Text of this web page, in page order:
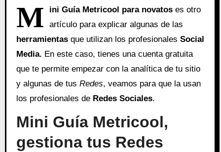
M ini Guía Metricool para novatoses otro
artículo para explicar algunas de las
herramientasque utilizan los profesionales Social
Media. En este caso, tienes una cuenta gratuita
que te permite empezar con la analítica de tu sitio
y algunas de tus Redes, veamos para que la usan
los profesionales de Redes Sociales.
Mini Guía Metricool,
gestiona tus Redes